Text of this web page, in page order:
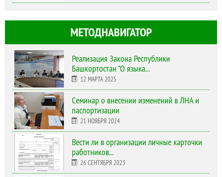
МЕТОДНАВИГАТОР
Реализация Закона Республики
Башкортостан "О языка...
12 МАРТА 2025
Cеминар о внесении изменений в ЛНА и
паспортизации
21 НОЯБРЯ 2024
Вести ли в организации личные карточки
работников...
26 СЕНТЯБРЯ 2023